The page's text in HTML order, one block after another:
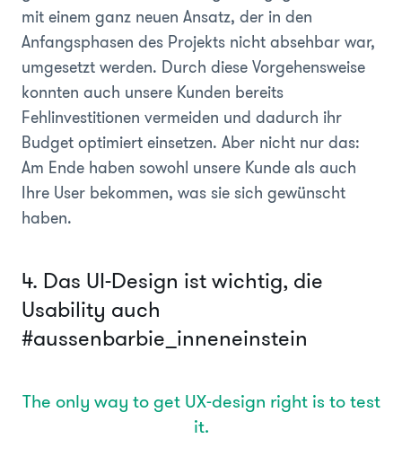
mit einem ganz neuen Ansatz, der in den
Anfangsphasen des Projekts nicht absehbar war,
umgesetzt werden. Durch diese Vorgehensweise
konnten auch unsere Kunden bereits
Fehlinvestitionen vermeiden und dadurch ihr
Budget optimiert einsetzen. Aber nicht nur das:
Am Ende haben sowohl unsere Kunde als auch
Ihre User bekommen, was sie sich gewünscht
haben.
4. Das UI-Design ist wichtig, die
Usability auch
#aussenbarbie_inneneinstein
The only way to get UX-design right is to test
it.